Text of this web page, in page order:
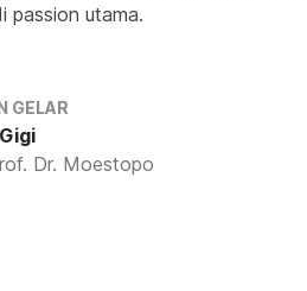
passion utama.
GELAR
Dr. Moestopo